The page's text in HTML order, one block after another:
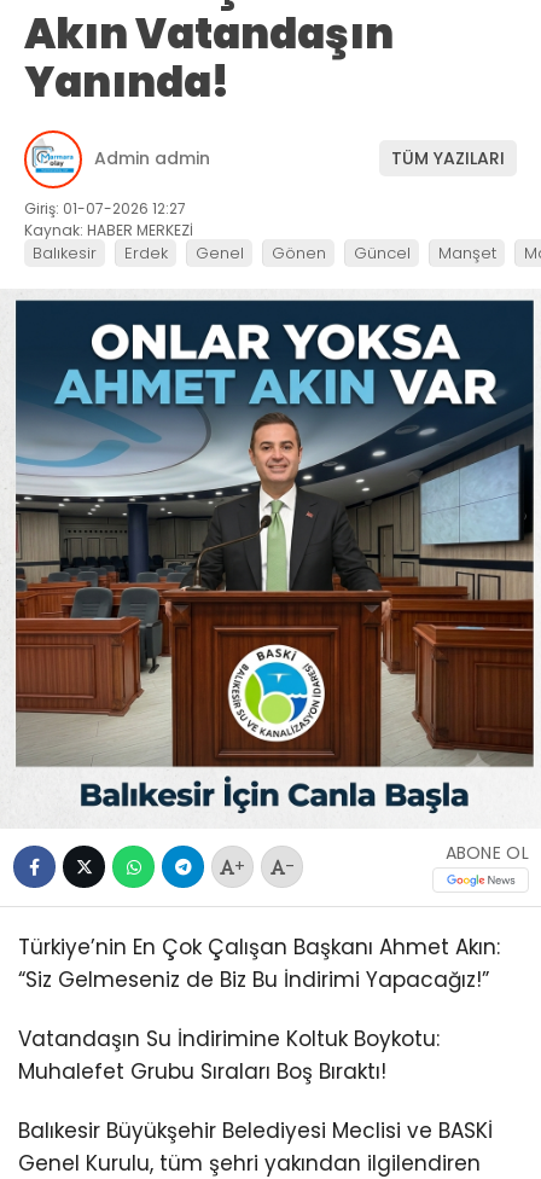
Akın Vatandaşın
Yanında!
Admin admin TÜM YAZILARI
Giriş: 01-07-2026 12:27
Kaynak: HABER MERKEZİ
Balıkesir Erdek Genel Gönen Güncel Manşet
+ -
ABONE OL
Türkiye’nin En Çok Çalışan Başkanı Ahmet Akın:
“Siz Gelmeseniz de Biz Bu İndirimi Yapacağız!”
Vatandaşın Su İndirimine Koltuk Boykotu:
Muhalefet Grubu Sıraları Boş Bıraktı!
Balıkesir Büyükşehir Belediyesi Meclisi ve BASKİ
Genel Kurulu, tüm şehri yakından ilgilendiren